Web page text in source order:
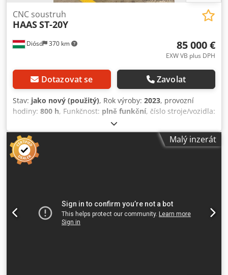
Diósd 370 km
CNC soustruh
HAASST-20Y
85 000 €
EXW VB plus DPH
Dotazovat se Zavolat
Stav: jako nový (použitý), Rok výroby: 2023, provozní
hodiny: 800 h, Funkčnost: plně funkční, číslo stroje/vozidla:
, průměr soustružení nad příčným suportem:
533 mm, soustružnická délka:572 mm, vřetenový otvor:63
mm, maximální otáčky vřetene: 4 000 ot./min , Nový stav +
nářadí + pružina tyče Codpfx Asvwz T Uobferf
Malý inzerát